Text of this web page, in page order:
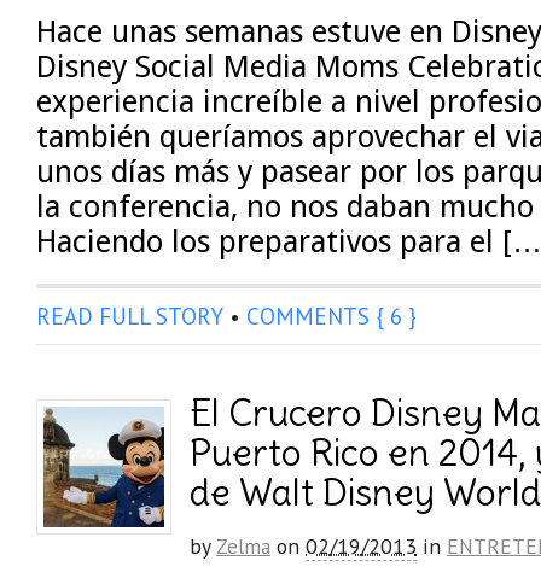
Hace unas semanas estuve en
Disney Social Media Moms
experiencia increíble a nivel
también queríamos aprovechar el
unos días más y pasear por los
la conferencia, no nos daban
Haciendo los preparativos para el
READ FULL STORY • COMMENTS { 6 }
El Crucero Disney
Puerto Rico en
de Walt Disney World
by Zelma on 02/19/2013 in